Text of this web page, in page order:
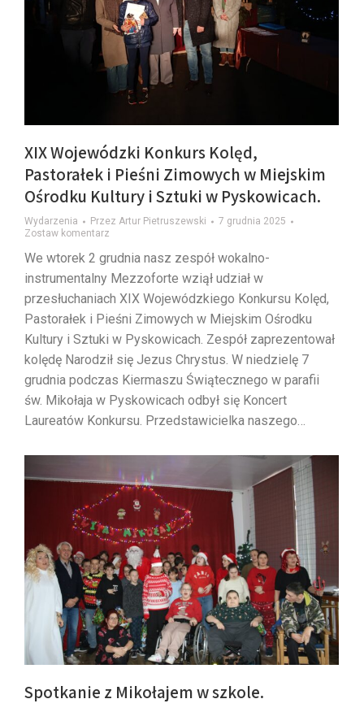
XIX Wojewódzki Konkurs Kolęd,
Pastorałek i Pieśni Zimowych w Miejskim
Ośrodku Kultury i Sztuki w Pyskowicach.
Wydarzenia Przez Artur Pietruszewski
7 grudnia 2025
Zostaw komentarz
We wtorek 2 grudnia nasz zespół wokalno-
instrumentalny Mezzoforte wziął udział w
przesłuchaniach XIX Wojewódzkiego Konkursu Kolęd,
Pastorałek i Pieśni Zimowych w Miejskim Ośrodku
Kultury i Sztuki w Pyskowicach. Zespół zaprezentował
kolędę Narodził się Jezus Chrystus. W niedzielę 7
grudnia podczas Kiermaszu Świątecznego w parafii
św. Mikołaja w Pyskowicach odbył się Koncert
Laureatów Konkursu. Przedstawicielka naszego…
Spotkanie z Mikołajem w szkole.